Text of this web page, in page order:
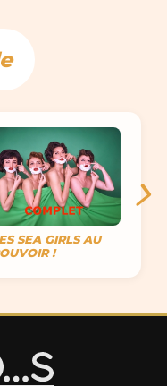
SEA GIRLS AU
!